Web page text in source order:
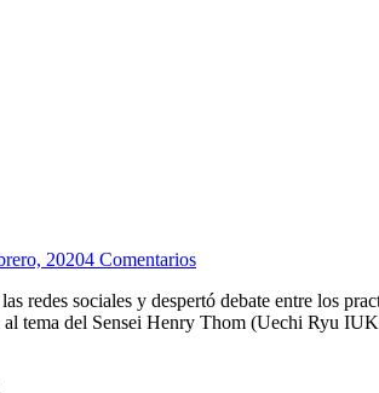
20204 Comentarios
redes sociales y despertó debate entre los
tema del Sensei Henry Thom (Uechi Ryu